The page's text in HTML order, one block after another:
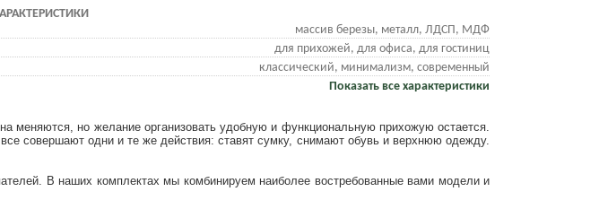
массив березы, металл, ЛДСП, МДФ
для прихожей, для офиса, для гостиниц
классический, минимализм, современный
Показать все характеристики
но желание организовать удобную и функциональную прихожую остается.
совершают одни и те же действия: ставят сумку, снимают обувь и верхнюю одежду.
В наших комплектах мы комбинируем наиболее востребованные вами модели и